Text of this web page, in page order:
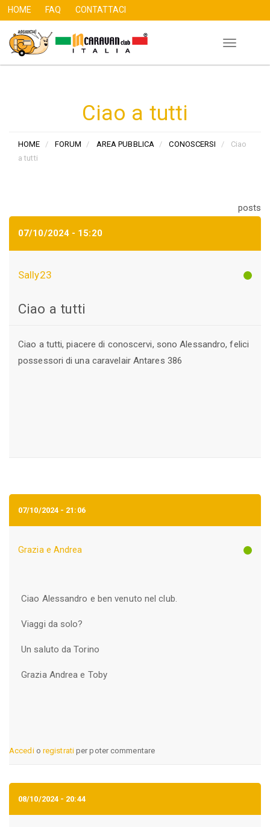
Salta
al
HOME FAQ CONTATTACI
Toggle
Ciao a tutti
HOME FORUM AREA PUBBLICA CONOSCERSI
Ciao
a tutti
posts
07/10/2024 - 15:20
Sally23
Ciao a tutti
Ciao a tutti, piacere di conoscervi, sono Alessandro, felici
possessori di una caravelair Antares 386
07/10/2024 - 21:06
Grazia e Andrea
Ciao Alessandro e ben venuto nel club.
Viaggi da solo?
Un saluto da Torino
Grazia Andrea e Toby
Accedio registratiper poter commentare
08/10/2024 - 20:44